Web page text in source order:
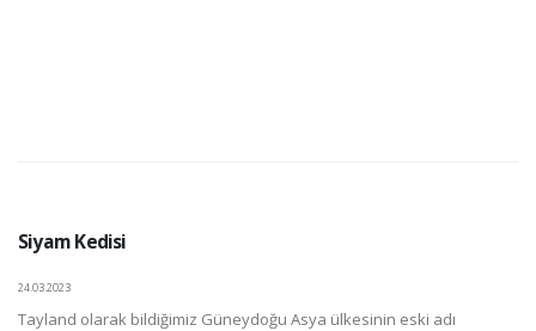
Siyam Kedisi
24.03.2023
Tayland olarak bildiğimiz Güneydoğu Asya ülkesinin eski adı